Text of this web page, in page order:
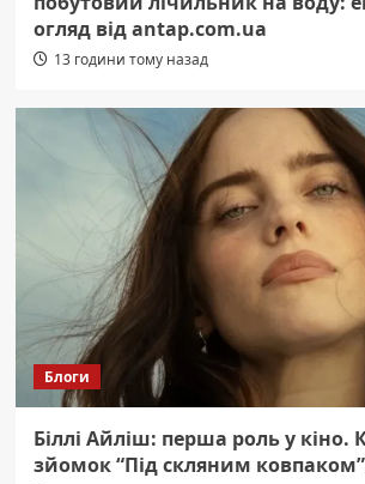
огляд від antap.com.ua
13 години тому назад
Блоги
Біллі Айліш: перша роль у кіно.
зйомок “Під скляним